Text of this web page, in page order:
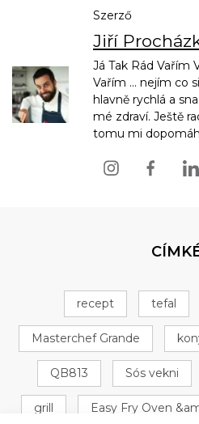
Szerző
Jiří
Já Tak Rád Vařím
Vařím ... nejím co
hlavně rychlá a
mé zdraví. Ještě
tomu mi
recept tefal
Masterchef Grande
QB813 Sós vekni
grill Easy Fry Oven